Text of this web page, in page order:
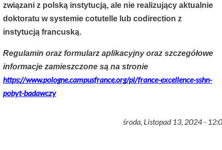
związani z polską instytucją, ale nie realizujący aktualnie
doktoratu w systemie cotutelle lub codirection z
instytucją francuską.
Regulamin oraz formularz aplikacyjny oraz szczegółowe
informacje zamieszczone są na stronie
https://www.pologne.campusfrance.org/pl/france-excellence-sshn-
pobyt-badawczy
środa, Listopad 13, 2024 -